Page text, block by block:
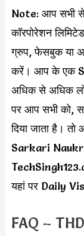
Note: आप सभी से
कॉरपोरेशन
ग्रुप, फेसबुक या
करें। आप के एक
अधिक से अधिक
पर आप सभी को,
दिया जाता है।
Sarkari Naukri
यहां पर Daily
FAQ –